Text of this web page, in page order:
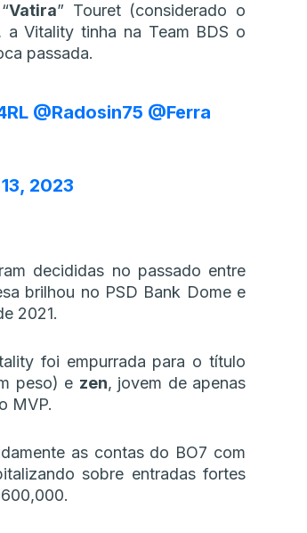
Vatira” Touret (considerado o
Vitality tinha na Team BDS o
passada.
@Radosin75 @Ferra
2023
decididas no passado entre
brilhou no PSD Bank Dome e
2021.
foi empurrada para o título
peso) e zen, jovem de apenas
MVP.
as contas do BO7 com
sobre entradas fortes